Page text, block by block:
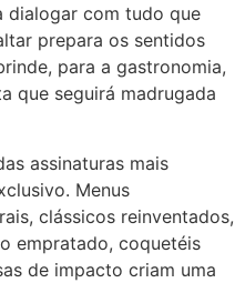
dialogar com tudo que
prepara os sentidos
para a gastronomia,
que seguirá madrugada
assinaturas mais
Menus
clássicos reinventados,
empratado, coquetéis
de impacto criam uma